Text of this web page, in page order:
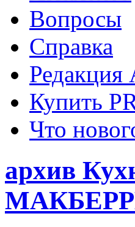
Вопросы
Справка
Редакция
Купить
Что
архив